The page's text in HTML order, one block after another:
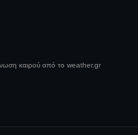
καιρού από το weather.gr